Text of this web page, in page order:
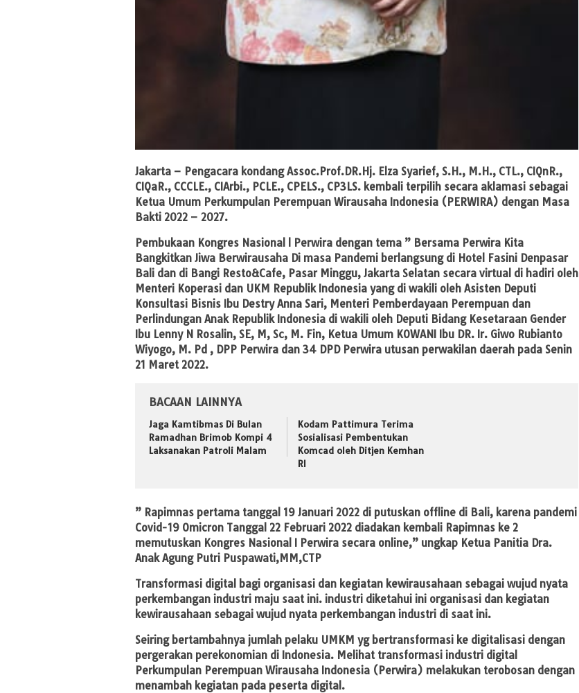
Jakarta – Pengacara kondang Assoc.Prof.DR.Hj. Elza Syarief, S.H., M.H., CTL., CIQnR.,
CIQaR., CCCLE., CIArbi., PCLE., CPELS., CP3LS. kembali terpilih secara aklamasi sebagai
Ketua Umum Perkumpulan Perempuan Wirausaha Indonesia (PERWIRA) dengan Masa
Bakti 2022 – 2027.
Pembukaan Kongres Nasional l Perwira dengan tema ” Bersama Perwira Kita
Bangkitkan Jiwa Berwirausaha Di masa Pandemi berlangsung di Hotel Fasini Denpasar
Bali dan di Bangi Resto&Cafe, Pasar Minggu, Jakarta Selatan secara virtual di hadiri oleh
Menteri Koperasi dan UKM Republik Indonesia yang di wakili oleh Asisten Deputi
Konsultasi Bisnis Ibu Destry Anna Sari, Menteri Pemberdayaan Perempuan dan
Perlindungan Anak Republik Indonesia di wakili oleh Deputi Bidang Kesetaraan Gender
Ibu Lenny N Rosalin, SE, M, Sc, M. Fin, Ketua Umum KOWANI Ibu DR. Ir. Giwo Rubianto
Wiyogo, M. Pd , DPP Perwira dan 34 DPD Perwira utusan perwakilan daerah pada Senin
21 Maret 2022.
BACAAN LAINNYA
Jaga Kamtibmas Di Bulan
Ramadhan Brimob Kompi 4
Laksanakan Patroli Malam
Kodam Pattimura Terima
Sosialisasi Pembentukan
Komcad oleh Ditjen Kemhan
RI
” Rapimnas pertama tanggal 19 Januari 2022 di putuskan offline di Bali, karena pandemi
Covid-19 Omicron Tanggal 22 Februari 2022 diadakan kembali Rapimnas ke 2
memutuskan Kongres Nasional I Perwira secara online,” ungkap Ketua Panitia Dra.
Anak Agung Putri Puspawati,MM,CTP
Transformasi digital bagi organisasi dan kegiatan kewirausahaan sebagai wujud nyata
perkembangan industri maju saat ini. industri diketahui ini organisasi dan kegiatan
kewirausahaan sebagai wujud nyata perkembangan industri di saat ini.
Seiring bertambahnya jumlah pelaku UMKM yg bertransformasi ke digitalisasi dengan
pergerakan perekonomian di Indonesia. Melihat transformasi industri digital
Perkumpulan Perempuan Wirausaha Indonesia (Perwira) melakukan terobosan dengan
menambah kegiatan pada peserta digital.